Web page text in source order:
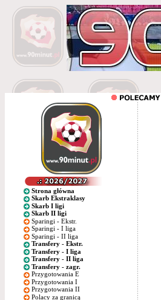
Strona główna
Skarb Ekstraklasy
Skarb I ligi
Skarb II ligi
Sparingi - Ekstr.
Sparingi - I liga
Sparingi - II liga
Transfery - Ekstr.
Transfery - I liga
Transfery - II liga
Transfery - zagr.
Przygotowania E
Przygotowania I
Przygotowania II
Polacy za granicą